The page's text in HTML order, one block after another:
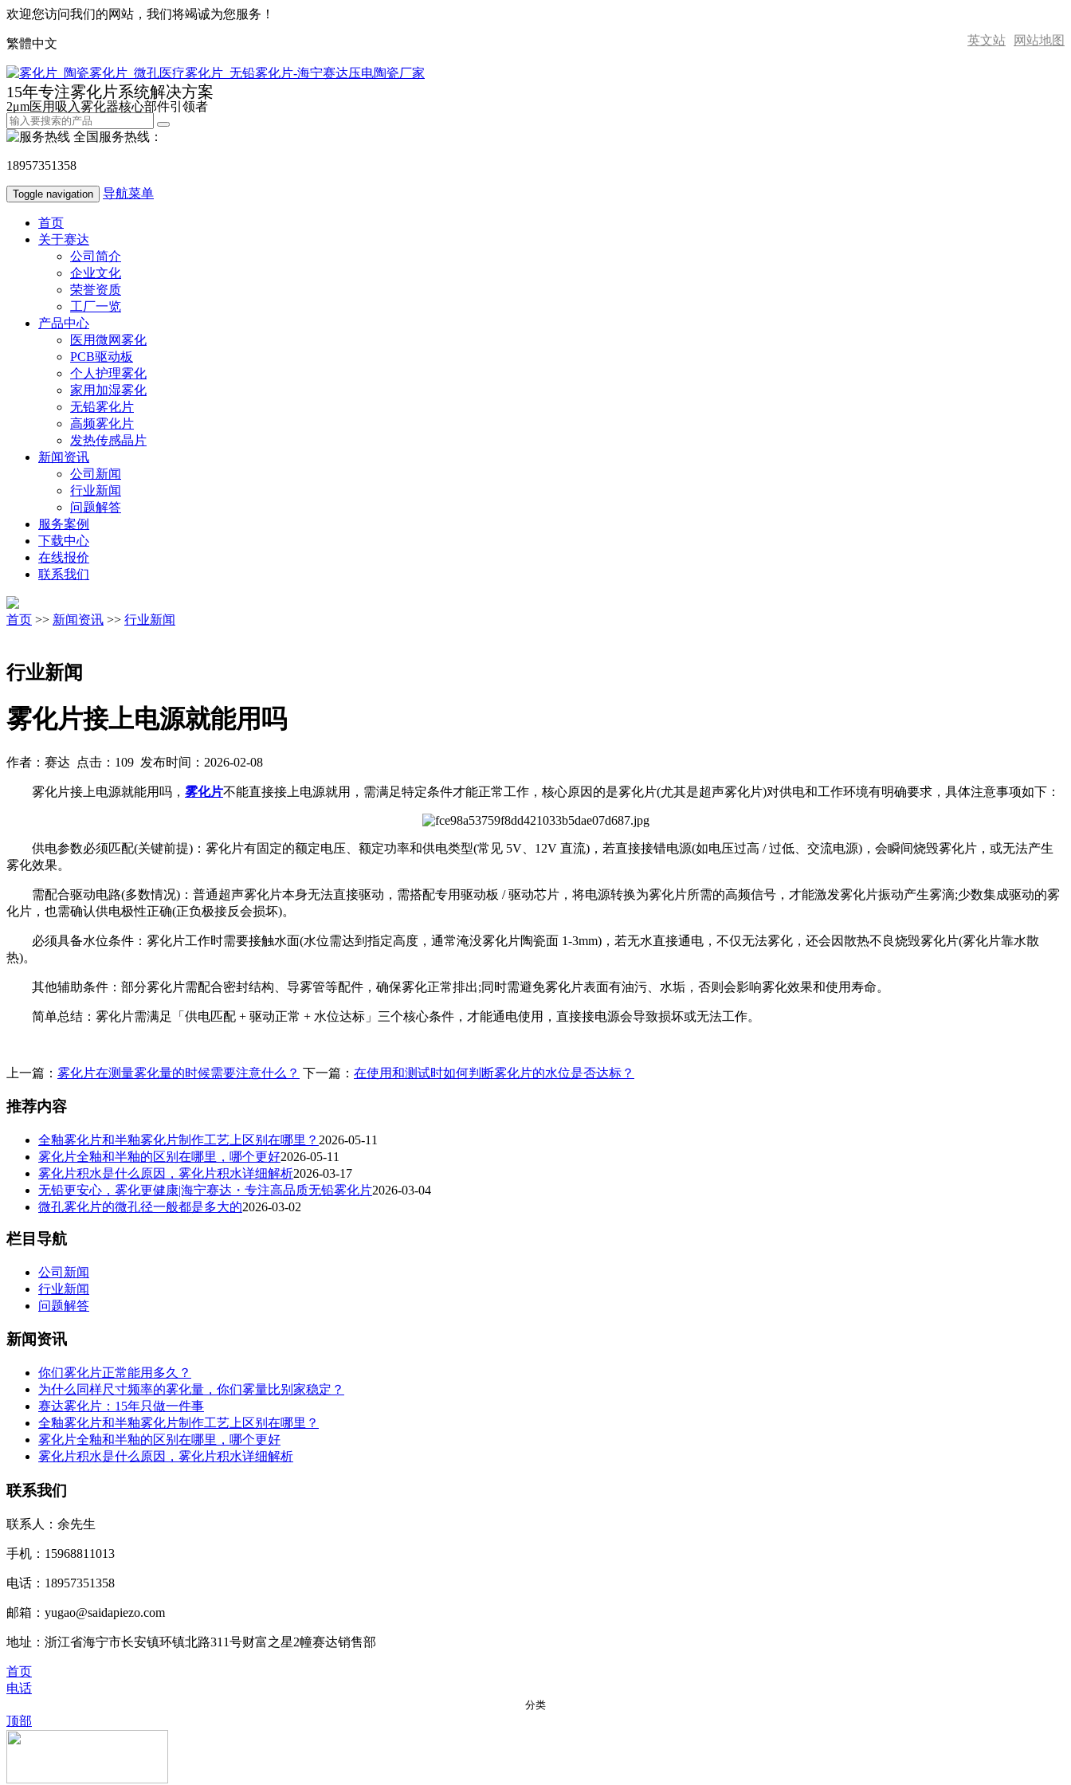
欢迎您访问我们的网站，我们将竭诚为您服务！
网站地图
英文站
繁體中文
15年专注雾化片系统解决方案
2μm医用吸入雾化器核心部件引领者
全国服务热线：
18957351358
Toggle navigation 导航菜单
首页
关于赛达
公司简介
企业文化
荣誉资质
工厂一览
产品中心
医用微网雾化
PCB驱动板
个人护理雾化
家用加湿雾化
无铅雾化片
高频雾化片
发热传感晶片
新闻资讯
公司新闻
行业新闻
问题解答
服务案例
下载中心
在线报价
联系我们
首页 >> 新闻资讯 >> 行业新闻
行业新闻
雾化片接上电源就能用吗
作者：赛达 点击：109 发布时间：2026-02-08
雾化片接上电源就能用吗， 雾化片不能直接接上电源就用，需满足特定条件才能正常工作，核心原因的是雾化片(尤其是超声雾化片)对供电和工作环境有明确要求，具体注意事项如下：
供电参数必须匹配(关键前提)：雾化片有固定的额定电压、额定功率和供电类型(常见 5V、12V 直流)，若直接接错电源(如电压过高 / 过低、交流电源)，会瞬间烧毁雾化片，或无法产生
雾化效果。
需配合驱动电路(多数情况)：普通超声雾化片本身无法直接驱动，需搭配专用驱动板 / 驱动芯片，将电源转换为雾化片所需的高频信号，才能激发雾化片振动产生雾滴;少数集成驱动的雾
化片，也需确认供电极性正确(正负极接反会损坏)。
必须具备水位条件：雾化片工作时需要接触水面(水位需达到指定高度，通常淹没雾化片陶瓷面 1-3mm)，若无水直接通电，不仅无法雾化，还会因散热不良烧毁雾化片(雾化片靠水散
热)。
其他辅助条件：部分雾化片需配合密封结构、导雾管等配件，确保雾化正常排出;同时需避免雾化片表面有油污、水垢，否则会影响雾化效果和使用寿命。
简单总结：雾化片需满足「供电匹配 + 驱动正常 + 水位达标」三个核心条件，才能通电使用，直接接电源会导致损坏或无法工作。
上一篇： 雾化片在测量雾化量的时候需要注意什么？ 下一篇： 在使用和测试时如何判断雾化片的水位是否达标？
推荐内容
全釉雾化片和半釉雾化片制作工艺上区别在哪里？ 2026-05-11
雾化片全釉和半釉的区别在哪里，哪个更好2026-05-11
雾化片积水是什么原因，雾化片积水详细解析2026-03-17
无铅更安心，雾化更健康|海宁赛达・专注高品质无铅雾化片2026-03-04
微孔雾化片的微孔径一般都是多大的2026-03-02
栏目导航
公司新闻
行业新闻
问题解答
新闻资讯
你们雾化片正常能用多久？
为什么同样尺寸频率的雾化量，你们雾量比别家稳定？
赛达雾化片：15年只做一件事
全釉雾化片和半釉雾化片制作工艺上区别在哪里？
雾化片全釉和半釉的区别在哪里，哪个更好
雾化片积水是什么原因，雾化片积水详细解析
联系我们
联系人：余先生
手机：15968811013
电话：18957351358
邮箱：yugao@saidapiezo.com
地址：浙江省海宁市长安镇环镇北路311号财富之星2幢赛达销售部
首页
电话
分类
顶部